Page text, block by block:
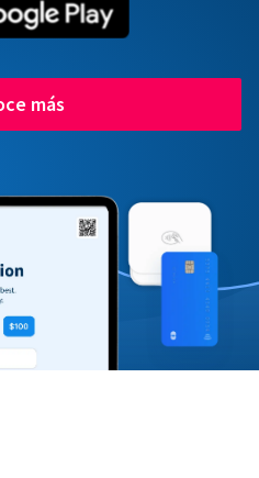
más